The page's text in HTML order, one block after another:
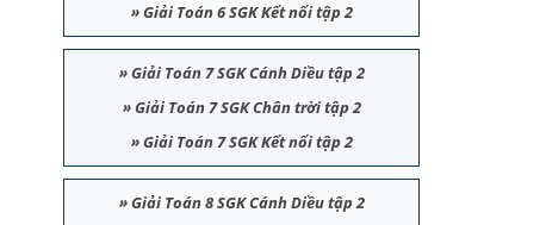
»Giải Toán 6 SGK Kết nối tập 2
»Giải Toán 7 SGK Cánh Diều tập 2
»Giải Toán 7 SGK Chân trời tập 2
»Giải Toán 7 SGK Kết nối tập 2
»Giải Toán 8 SGK Cánh Diều tập 2